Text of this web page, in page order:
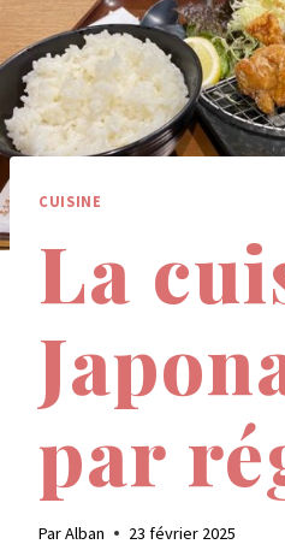
CUISINE
La
par
ParAlban 23 février 2025